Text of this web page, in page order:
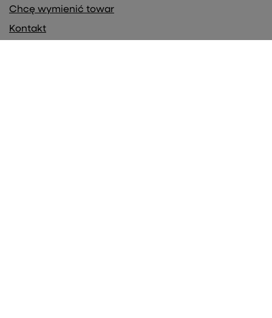
Chcę wymienić towar
Kontakt